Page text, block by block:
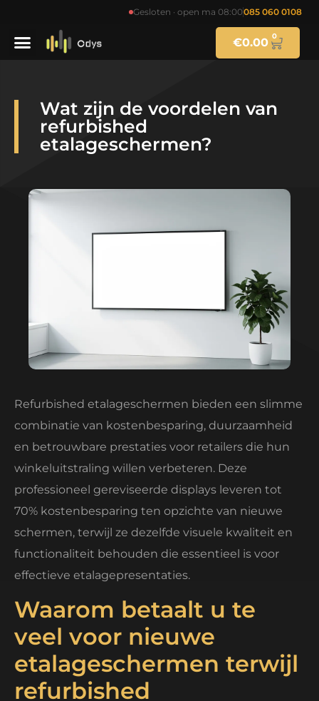
Gesloten · open ma 08:00085 060 0108
€0.00 0
Wat zijn de voordelen van
refurbished
etalageschermen?
Refurbished etalageschermen bieden een slimme
combinatie van kostenbesparing, duurzaamheid
en betrouwbare prestaties voor retailers die hun
winkeluitstraling willen verbeteren. Deze
professioneel gereviseerde displays leveren tot
70% kostenbesparing ten opzichte van nieuwe
schermen, terwijl ze dezelfde visuele kwaliteit en
functionaliteit behouden die essentieel is voor
effectieve etalagepresentaties.
Waarom betaalt u te
veel voor nieuwe
etalageschermen terwijl
refurbished